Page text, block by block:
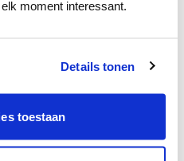
moment interessant.
Details tonen
toestaan
basis van de lichtinval